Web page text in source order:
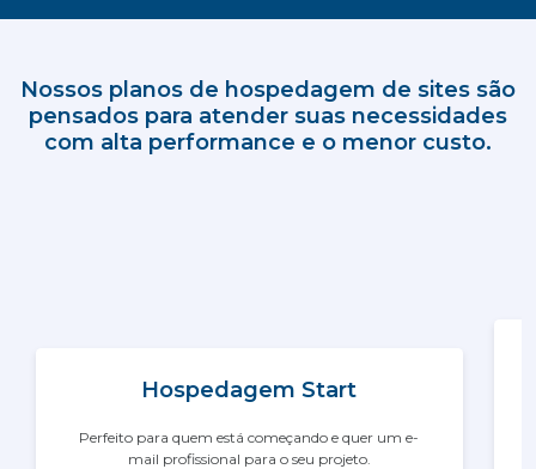
Nossos planos de hospedagem de sites são
pensados para atender suas necessidades
com alta performance e o menor custo.
Hospedagem Start
Perfeito para quem está começando e quer um e-
mail profissional para o seu projeto.